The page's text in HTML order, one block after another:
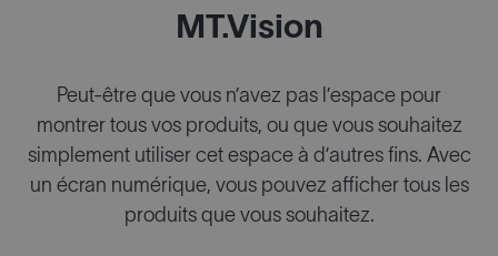
MT.Vision
Peut-être que vous n’avez pas l’espace pour
montrer tous vos produits, ou que vous souhaitez
simplement utiliser cet espace à d’autres fins. Avec
un écran numérique, vous pouvez afficher tous les
produits que vous souhaitez.